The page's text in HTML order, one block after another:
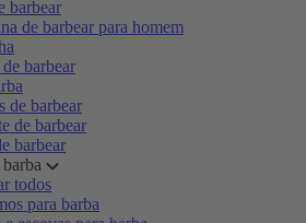
barbear
de barbear para homem
barbear
de barbear
de barbear
barbear
todos
para barba